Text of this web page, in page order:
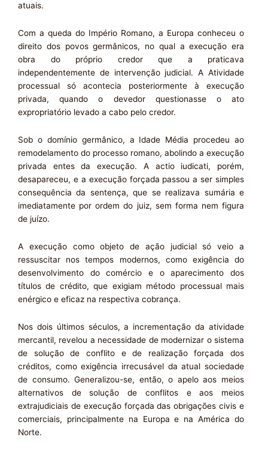
atuais.
Com a queda do Império Romano, a Europa conheceu o
direito dos povos germânicos, no qual a execução era
obra do próprio credor que a praticava
independentemente de intervenção judicial. A Atividade
processual só acontecia posteriormente à execução
privada, quando o devedor questionasse o ato
expropriatório levado a cabo pelo credor.
Sob o domínio germânico, a Idade Média procedeu ao
remodelamento do processo romano, abolindo a execução
privada entes da execução. A actio iudicati, porém,
desapareceu, e a execução forçada passou a ser simples
consequência da sentença, que se realizava sumária e
imediatamente por ordem do juiz, sem forma nem figura
de juízo.
A execução como objeto de ação judicial só veio a
ressuscitar nos tempos modernos, como exigência do
desenvolvimento do comércio e o aparecimento dos
títulos de crédito, que exigiam método processual mais
enérgico e eficaz na respectiva cobrança.
Nos dois últimos séculos, a incrementação da atividade
mercantil, revelou a necessidade de modernizar o sistema
de solução de conflito e de realização forçada dos
créditos, como exigência irrecusável da atual sociedade
de consumo. Generalizou-se, então, o apelo aos meios
alternativos de solução de conflitos e aos meios
extrajudiciais de execução forçada das obrigações civis e
comerciais, principalmente na Europa e na América do
Norte.